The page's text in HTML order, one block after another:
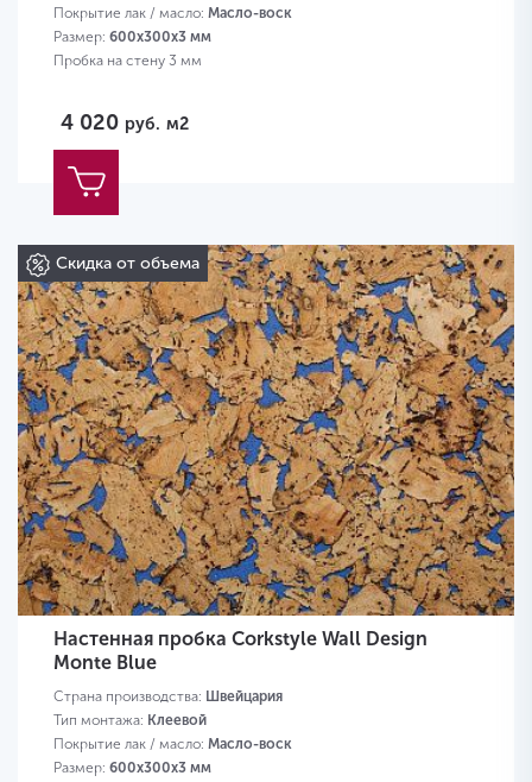
Покрытие лак / масло: Масло-воск
Размер: 600х300х3 мм
Пробка на стену 3 мм
4 020 руб. м2
Скидка от объема
Настенная пробка Corkstyle Wall Design
Monte Blue
Страна производства: Швейцария
Тип монтажа: Клеевой
Покрытие лак / масло: Масло-воск
Размер: 600х300х3 мм